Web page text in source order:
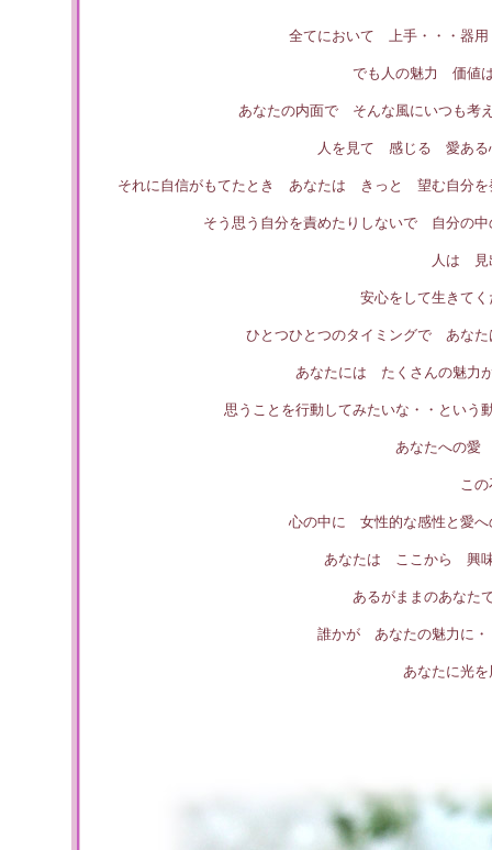
全てにおいて 上手・・・器
でも人の魅力 価値
あなたの内面で そんな風にいつも
人を見て 感じる 愛ある
それに自信がもてたとき あなたは きっと 望む自分を
そう思う自分を責めたりしないで 自分の
人は 見
安心をして生きて
ひとつひとつのタイミングで あなた
あなたには たくさんの魅力
思うことを行動してみたいな・・という
あなたへの愛
こ
心の中に 女性的な感性と愛へ
あなたは ここから 興
あるがままのあなた
誰かが あなたの魅力に・
あなたに光